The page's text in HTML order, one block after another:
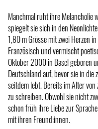
Manchmal ruht ihre Melancholie
spiegelt sie sich in den
1,80 m Grösse mit zwei Herzen
Französisch und vermischt
Oktober 2000 in Basel geboren
Deutschland auf, bevor sie in die
seitdem lebt. Bereits im Alter
zu schreiben. Obwohl sie nicht
schon früh ihre Liebe zur
mit ihren Freund:innen.